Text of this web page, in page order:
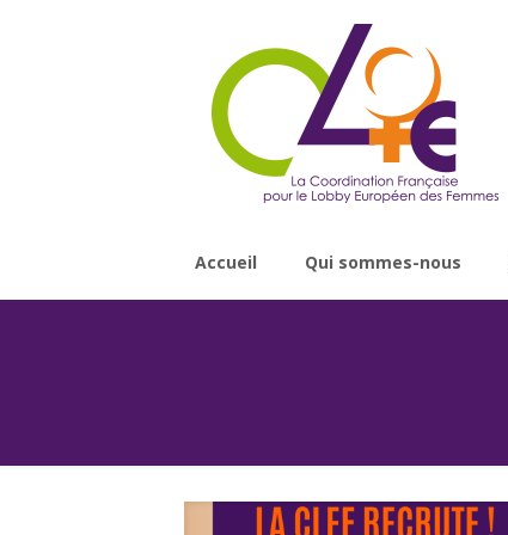
Accueil Qui sommes-nous